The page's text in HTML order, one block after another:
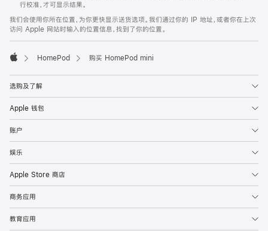
行校准，才可显示结果。
我们会使用你所在位置，为你更快显示送货选项。我们通过你的 IP 地址，或者你在上次
访问 Apple 网站时输入的位置信息，找到了你的位置。
HomePod 购买 HomePod mini
选购及了解
Apple 钱包
账户
娱乐
Apple Store 商店
商务应用
教育应用